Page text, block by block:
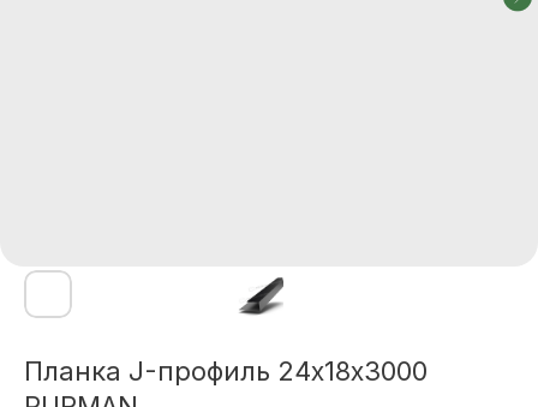
Планка J-профиль 24х18х3000